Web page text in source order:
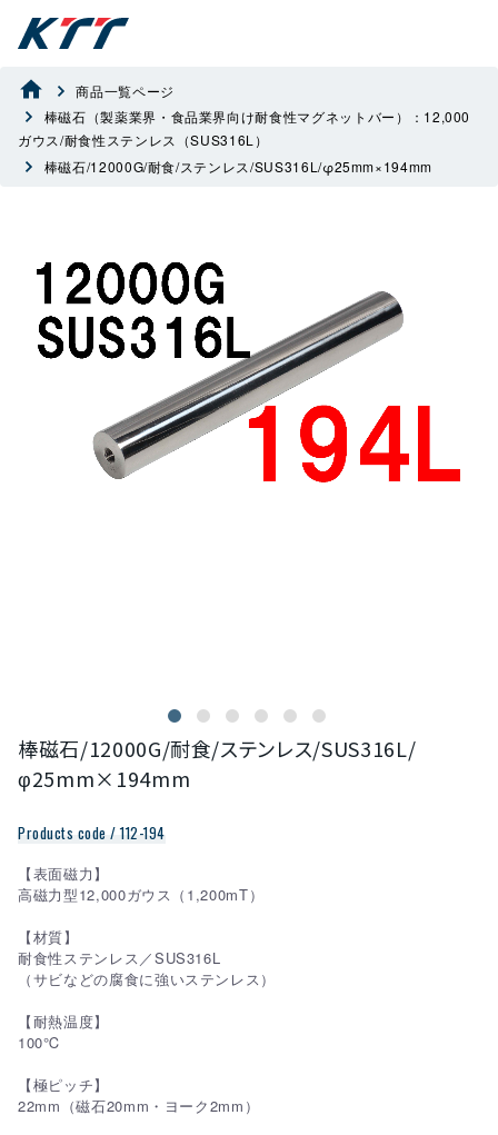
商品一覧ページ
棒磁石（製薬業界・食品業界向け耐食性マグネットバー）：12,000
ガウス/耐食性ステンレス（SUS316L）
棒磁石/12000G/耐食/ステンレス/SUS316L/φ25mm×194mm
棒磁石/12000G/耐食/ステンレス/SUS316L/
φ25mm×194mm
Products code / 112-194
【表面磁力】
高磁力型12,000ガウス（1,200mT）
【材質】
耐食性ステンレス／SUS316L
（サビなどの腐食に強いステンレス）
【耐熱温度】
100℃
【極ピッチ】
22mm（磁石20mm・ヨーク2mm）